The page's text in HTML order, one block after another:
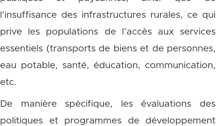
l’insuffisance des infrastructures rurales, ce qui
prive les populations de l’accès aux services
essentiels (transports de biens et de personnes,
eau potable, santé, éducation, communication,
etc.
De manière spécifique, les évaluations des
politiques et programmes de développement